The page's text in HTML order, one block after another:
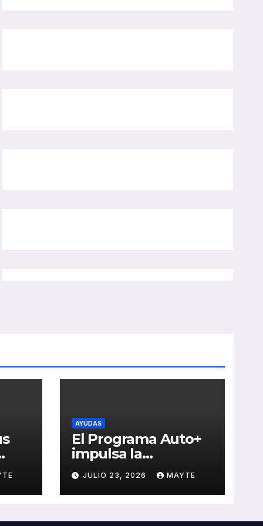
AYUDAS
El Programa Auto+
impulsa la
renovación de flotas
con ayudas a
vehículos eléctricos
JULIO 23, 2026 MAYTE